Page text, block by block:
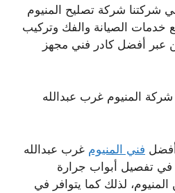
شركتنا شركة تصليح المنيوم
خدمات الصيانة والفك وتركيب
عبر أفضل كادر فني مجهز
شركة المنيوم غرب عبدالله
أفضل فني المنيوم غرب عبدالله
في تفصيل أبواب جرارة
لذلك كما يتوافر في